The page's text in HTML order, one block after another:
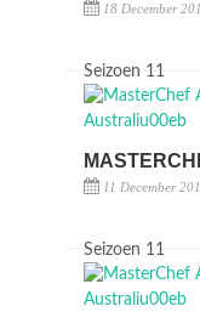
18 December
Seizoen 11
11 December
Seizoen 11